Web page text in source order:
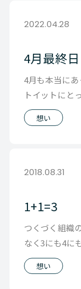
2022.04.28
4月最終日
4月も本当に
トイットにと
役員としての
想い
2018.08.31
1+1=3
つくづく組織
なく3にも4に
なかった事が
想い